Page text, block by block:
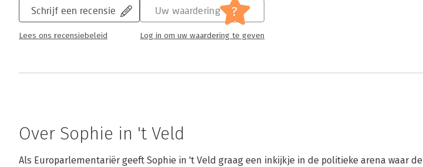
Schrijf een recensie
Lees ons recensiebeleid
Uw waardering ?
Log in om uw waardering te geven
Over Sophie in 't Veld
Als Europarlementariër geeft Sophie in 't Veld graag een inkijkje in de politieke arena waar de